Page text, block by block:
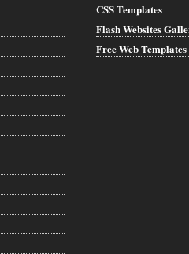
CSS Templates
Flash Websites
Free Web Templates